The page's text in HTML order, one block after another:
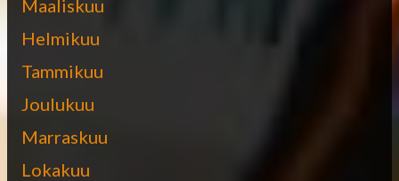
Maaliskuu
Helmikuu
Tammikuu
Joulukuu
Marraskuu
Lokakuu